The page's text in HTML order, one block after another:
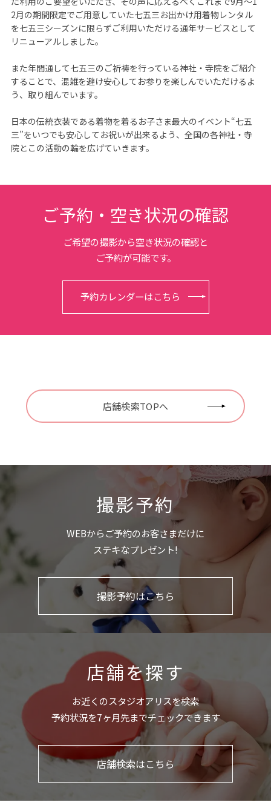
2月の期間限定でご用意していた七五三お出かけ用着物レンタル
を七五三シーズンに限らずご利用いただける通年サービスとして
リニューアルしました。
また年間通して七五三のご祈祷を行っている神社・寺院をご紹介
することで、混雑を避け安心してお参りを楽しんでいただけるよ
う、取り組んでいます。
日本の伝統衣装である着物を着るお子さま最大のイベント“七五
三”をいつでも安心してお祝いが出来るよう、全国の各神社・寺
院とこの活動の輪を広げていきます。
ご予約・空き状況の確認
ご希望の撮影から空き状況の確認と
ご予約が可能です。
予約カレンダーはこちら
店舗検索TOPへ
撮影予約
WEBからご予約のお客さまだけに
ステキなプレゼント!
撮影予約はこちら
店舗を探す
お近くのスタジオアリスを検索
予約状況を7ヶ月先までチェックできます
店舗検索はこちら